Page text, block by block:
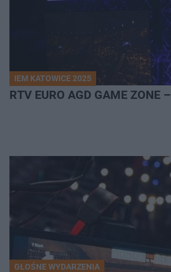
IEM KATOWICE 2025
RTV EURO AGD GAME
GŁOŚNE WYDARZENIA